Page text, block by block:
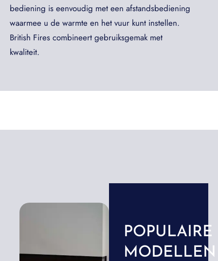
bediening is eenvoudig met een afstandsbediening
waarmee u de warmte en het vuur kunt instellen.
British Fires combineert gebruiksgemak met
kwaliteit.
POPULAIRE
MODELLEN